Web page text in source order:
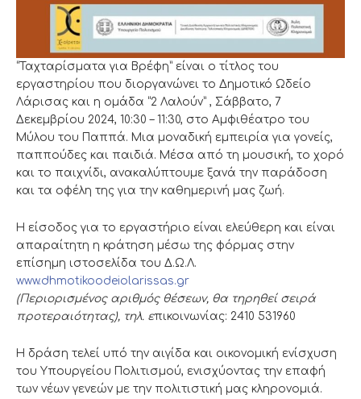
“Ταχταρίσματα για Βρέφη” είναι ο τίτλος του
εργαστηρίου που διοργανώνει το Δημοτικό Ωδείο
Λάρισας και η ομάδα “2 Λαλούν” , Σάββατο, 7
Δεκεμβρίου 2024, 10:30 – 11:30, στο Αμφιθέατρο του
Μύλου του Παππά. Μια μοναδική εμπειρία για γονείς,
παππούδες και παιδιά. Μέσα από τη μουσική, το χορό
και το παιχνίδι, ανακαλύπτουμε ξανά την παράδοση
και τα οφέλη της για την καθημερινή μας ζωή.
Η είσοδος για το εργαστήριο είναι ελεύθερη και είναι
απαραίτητη η κράτηση μέσω της φόρμας στην
επίσημη ιστοσελίδα του Δ.Ω.Λ.
www.dhmotikoodeiolarissas.gr
(Περιορισμένος αριθμός θέσεων, θα τηρηθεί σειρά
προτεραιότητας), τηλ. επικοινωνίας: 2410 531960
Η δράση τελεί υπό την αιγίδα και οικονομική ενίσχυση
του Υπουργείου Πολιτισμού, ενισχύοντας την επαφή
των νέων γενεών με την πολιτιστική μας κληρονομιά.